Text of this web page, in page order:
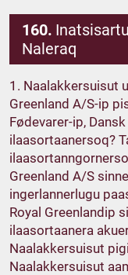
160.
Naleraq
1. Naalakkersuisut
Greenland A/S-ip
Fødevarer-ip,
ilaasortaanersoq?
Greenland A/S
ingerlannerlugu
Royal Greenlandip
ilaasortaanera
Naalakkersuisut
Naalakkersuisut